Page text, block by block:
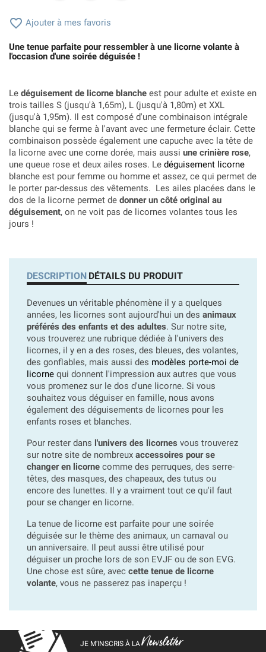
 Ajouter à mes favoris
Une tenue parfaite pour ressembler à une licorne volante à
l'occasion d'une soirée déguisée !
Le déguisement de licorne blanche est pour adulte et existe en
trois tailles S (jusqu'à 1,65m), L (jusqu'à 1,80m) et XXL
(jusqu'à 1,95m). Il est composé d'une combinaison intégrale
blanche qui se ferme à l'avant avec une fermeture éclair. Cette
combinaison possède également une capuche avec la tête de
la licorne avec une corne dorée, mais aussi une crinière rose,
une queue rose et deux ailes roses. Le déguisement licorne
blanche est pour femme ou homme et assez, ce qui permet de
le porter par-dessus des vêtements. Les ailes placées dans le
dos de la licorne permet de donner un côté original au
déguisement, on ne voit pas de licornes volantes tous les
jours !
DESCRIPTION DÉTAILS DU PRODUIT
Devenues un véritable phénomène il y a quelques
années, les licornes sont aujourd'hui un des animaux
préférés des enfants et des adultes. Sur notre site,
vous trouverez une rubrique dédiée à l'univers des
licornes, il y en a des roses, des bleues, des volantes,
des gonflables, mais aussi des modèles porte-moi de
licorne qui donnent l'impression aux autres que vous
vous promenez sur le dos d'une licorne. Si vous
souhaitez vous déguiser en famille, nous avons
également des déguisements de licornes pour les
enfants roses et blanches.
Pour rester dans l'univers des licornes vous trouverez
sur notre site de nombreux accessoires pour se
changer en licorne comme des perruques, des serre-
têtes, des masques, des chapeaux, des tutus ou
encore des lunettes. Il y a vraiment tout ce qu'il faut
pour se changer en licorne.
La tenue de licorne est parfaite pour une soirée
déguisée sur le thème des animaux, un carnaval ou
un anniversaire. Il peut aussi être utilisé pour
déguiser un proche lors de son EVJF ou de son EVG.
Une chose est sûre, avec cette tenue de licorne
volante, vous ne passerez pas inaperçu !
JE M’INSCRIS À LANewsletter